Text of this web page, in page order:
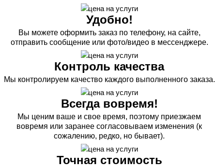
Удобно!
Вы можете оформить заказ по телефону, на сайте,
отправить сообщение или фото/видео в мессенджере.
Контроль качества
Мы контролируем качество каждого выполненного заказа.
Всегда вовремя!
Мы ценим ваше и свое время, поэтому приезжаем
вовремя или заранее согласовываем изменения (к
сожалению, редко, но бывает).
Точная стоимость